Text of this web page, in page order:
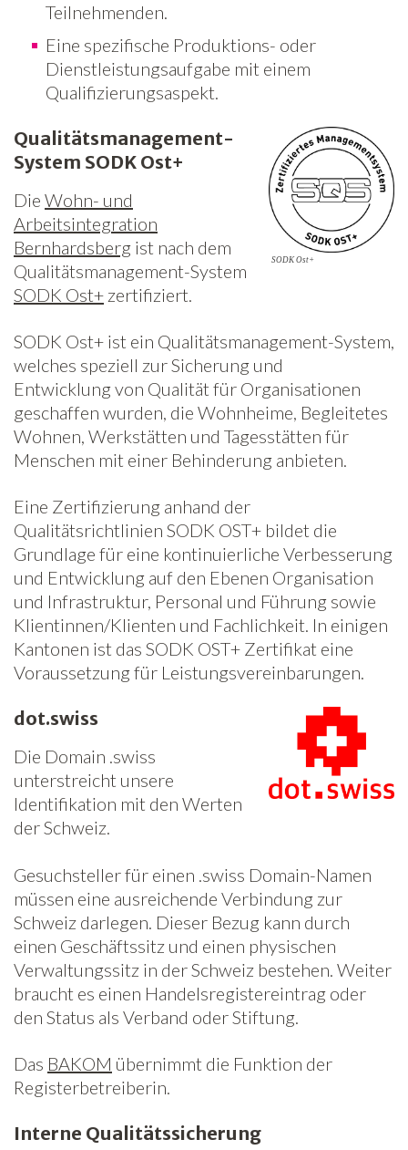
Teilnehmenden.
Eine spezifische Produktions- oder
Dienstleistungsaufgabe mit einem
Qualifizierungsaspekt.
SODK Ost+
Qualitätsmanagement-
System SODK Ost+
Die Wohn- und
Arbeitsintegration
Bernhardsberg ist nach dem
Qualitätsmanagement-System
SODK Ost+ zertifiziert.
SODK Ost+ ist ein Qualitätsmanagement-System,
welches speziell zur Sicherung und
Entwicklung von Qualität für Organisationen
geschaffen wurden, die Wohnheime, Begleitetes
Wohnen, Werkstätten und Tagesstätten für
Menschen mit einer Behinderung anbieten.
Eine Zertifizierung anhand der
Qualitätsrichtlinien SODK OST+ bildet die
Grundlage für eine kontinuierliche Verbesserung
und Entwicklung auf den Ebenen Organisation
und Infrastruktur, Personal und Führung sowie
Klientinnen/Klienten und Fachlichkeit. In einigen
Kantonen ist das SODK OST+ Zertifikat eine
Voraussetzung für Leistungsvereinbarungen.
dot.swiss
Die Domain .swiss
unterstreicht unsere
Identifikation mit den Werten
der Schweiz.
Gesuchsteller für einen .swiss Domain-Namen
müssen eine ausreichende Verbindung zur
Schweiz darlegen. Dieser Bezug kann durch
einen Geschäftssitz und einen physischen
Verwaltungssitz in der Schweiz bestehen. Weiter
braucht es einen Handelsregistereintrag oder
den Status als Verband oder Stiftung.
Das BAKOM übernimmt die Funktion der
Registerbetreiberin.
Interne Qualitätssicherung